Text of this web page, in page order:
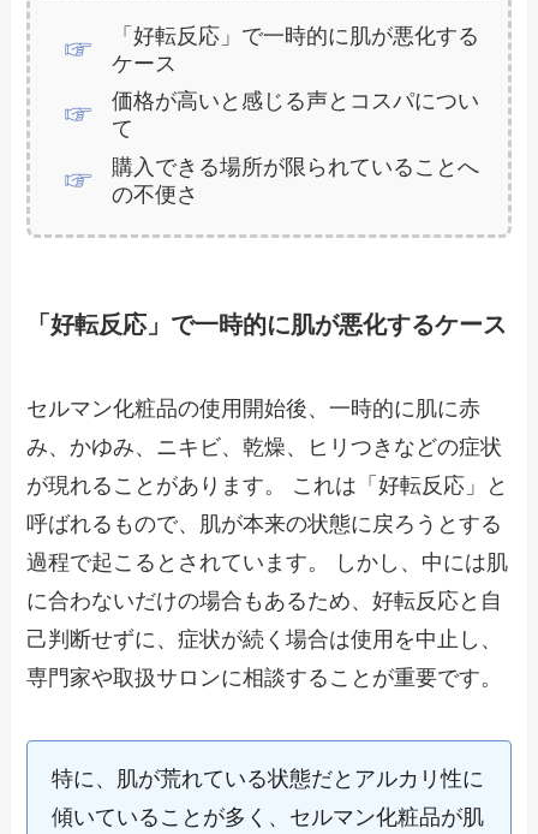
「好転反応」で一時的に肌が悪化する
ケース
価格が高いと感じる声とコスパについ
て
購入できる場所が限られていることへ
の不便さ
「好転反応」で一時的に肌が悪化するケース
セルマン化粧品の使用開始後、一時的に肌に赤
み、かゆみ、ニキビ、乾燥、ヒリつきなどの症状
が現れることがあります。 これは「好転反応」と
呼ばれるもので、肌が本来の状態に戻ろうとする
過程で起こるとされています。 しかし、中には肌
に合わないだけの場合もあるため、好転反応と自
己判断せずに、症状が続く場合は使用を中止し、
専門家や取扱サロンに相談することが重要です。
特に、肌が荒れている状態だとアルカリ性に
傾いていることが多く、セルマン化粧品が肌